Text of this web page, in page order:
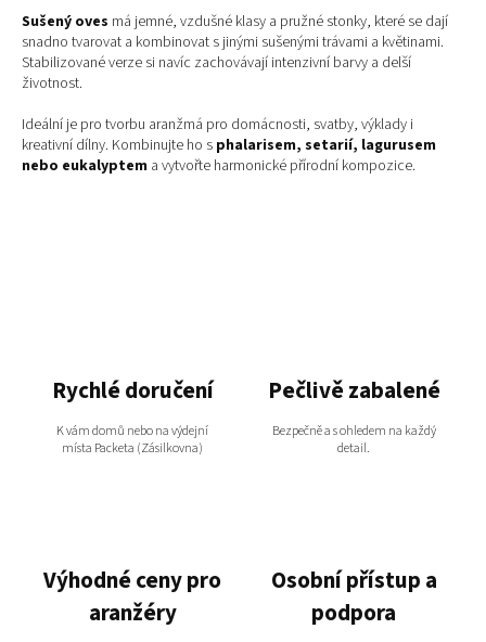
l
á
d
í
p
r
Sušený oves má jemné, vzdušné klasy a pružné stonky, které se dají
snadno tvarovat a kombinovat s jinými sušenými trávami a květinami.
Stabilizované verze si navíc zachovávají intenzivní barvy a delší
životnost.
Ideální je pro tvorbu aranžmá pro domácnosti, svatby, výklady i
kreativní dílny. Kombinujte ho s phalarisem, setarií, lagurusem
nebo eukalyptem a vytvořte harmonické přírodní kompozice.
Rychlé doručení
K vám domů nebo na výdejní
místa Packeta (Zásilkovna)
Pečlivě zabalené
Bezpečně a s ohledem na každý
detail.
Výhodné ceny pro
aranžéry
Osobní přístup a
podpora